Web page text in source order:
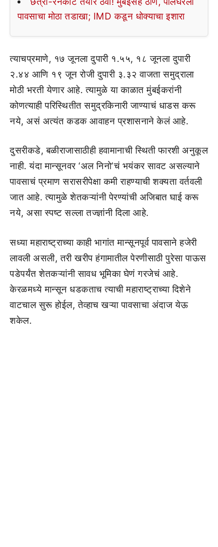
पावसाचा मोठा तडाखा; IMD कडून धोक्याचा इशारा
त्याचप्रमाणे, १७ जूनला दुपारी १.५५, १८ जूनला दुपारी
२.४४ आणि १९ जून रोजी दुपारी ३.३२ वाजता समुद्राला
मोठी भरती येणार आहे. त्यामुळे या काळात मुंबईकरांनी
कोणत्याही परिस्थितीत समुद्रकिनारी जाण्याचं धाडस करू
नये, असं अत्यंत कडक आवाहन प्रशासनाने केलं आहे.
दुसरीकडे, बळीराजासाठीही हवामानाची स्थिती फारशी अनुकूल
नाही. यंदा मान्सूनवर ‘अल निनो’चं भयंकर सावट असल्याने
पावसाचं प्रमाण सरासरीपेक्षा कमी राहण्याची शक्यता वर्तवली
जात आहे. त्यामुळे शेतकऱ्यांनी पेरण्यांची अजिबात घाई करू
नये, असा स्पष्ट सल्ला तज्ज्ञांनी दिला आहे.
सध्या महाराष्ट्राच्या काही भागांत मान्सूनपूर्व पावसाने हजेरी
लावली असली, तरी खरीप हंगामातील पेरणीसाठी पुरेसा पाऊस
पडेपर्यंत शेतकऱ्यांनी सावध भूमिका घेणं गरजेचं आहे.
केरळमध्ये मान्सून धडकताच त्याची महाराष्ट्राच्या दिशेने
वाटचाल सुरू होईल, तेव्हाच खऱ्या पावसाचा अंदाज येऊ
शकेल.